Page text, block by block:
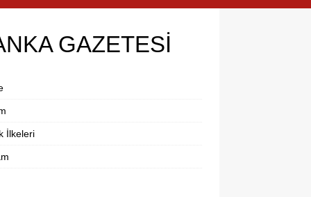
GAZETESİ
İlkeleri